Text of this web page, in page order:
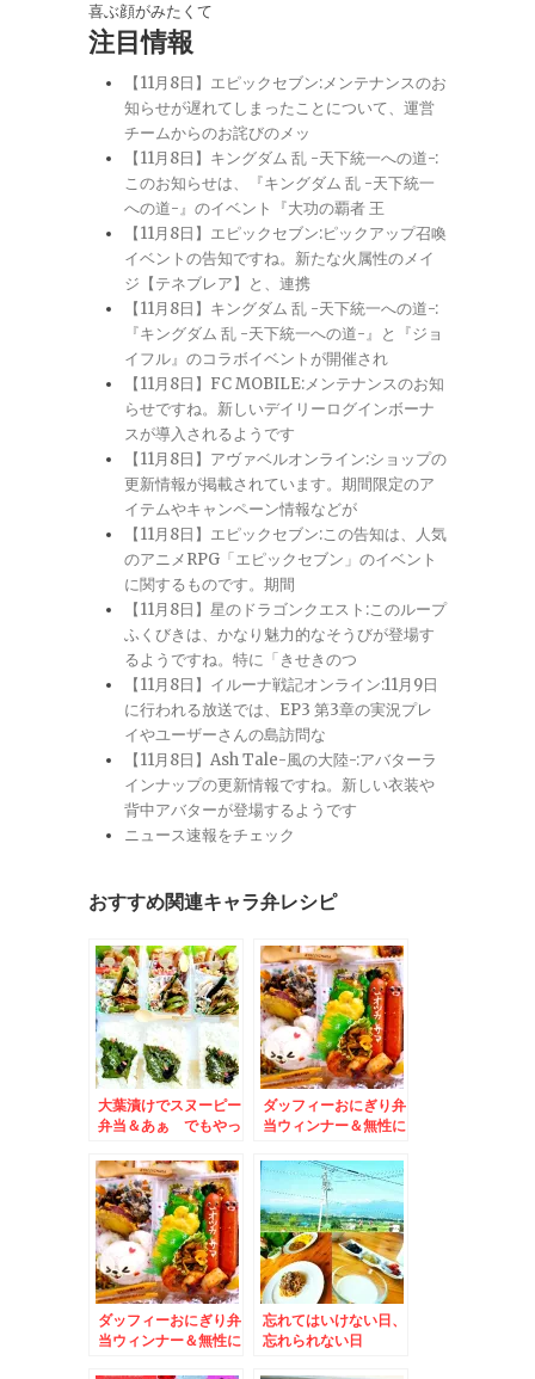
喜ぶ顔がみたくて
注目情報
【11月8日】エピックセブン:メンテナンスのお
知らせが遅れてしまったことについて、運営
チームからのお詫びのメッ
【11月8日】キングダム 乱 -天下統一への道-:
このお知らせは、『キングダム 乱 -天下統一
への道-』のイベント『大功の覇者 王
【11月8日】エピックセブン:ピックアップ召喚
イベントの告知ですね。新たな火属性のメイ
ジ【テネブレア】と、連携
【11月8日】キングダム 乱 -天下統一への道-:
『キングダム 乱 -天下統一への道-』と『ジョ
イフル』のコラボイベントが開催され
【11月8日】FC MOBILE:メンテナンスのお知
らせですね。新しいデイリーログインボーナ
スが導入されるようです
【11月8日】アヴァベルオンライン:ショップの
更新情報が掲載されています。期間限定のア
イテムやキャンペーン情報などが
【11月8日】エピックセブン:この告知は、人気
のアニメRPG「エピックセブン」のイベント
に関するものです。期間
【11月8日】星のドラゴンクエスト:このループ
ふくびきは、かなり魅力的なそうびが登場す
るようですね。特に「きせきのつ
【11月8日】イルーナ戦記オンライン:11月9日
に行われる放送では、EP3 第3章の実況プレ
イやユーザーさんの島訪問な
【11月8日】Ash Tale-風の大陸-:アバターラ
インナップの更新情報ですね。新しい衣装や
背中アバターが登場するようです
ニュース速報をチェック
おすすめ関連キャラ弁レシピ
大葉漬けでスヌーピー
弁当＆あぁ でもやっ
しそバーグ300g」
「びっくりドンキー」
ダッフィーおにぎり弁
当ウィンナー＆無性に
りドンキー」レギュラ
ー＆おろしそバーグ
300g( ´艸｀)
ダッフィーおにぎり弁
当ウィンナー＆無性に
忘れてはいけない日、
忘れられない日